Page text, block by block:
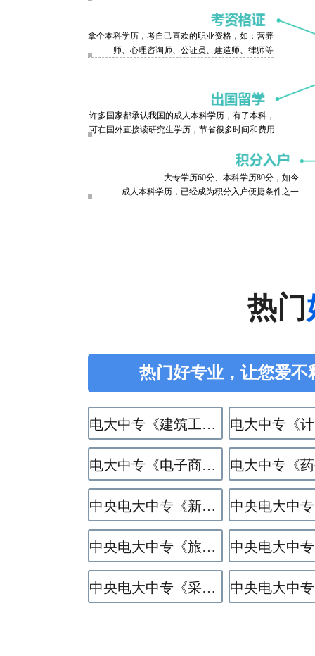
拿个本科学历，考自己喜欢的职业资格，如：营养
师、心理咨询师、公证员、建造师、律师等
许多国家都承认我国的成人本科学历，有了本科，
可在国外直接读研究生学历，节省很多时间和费用
大专学历60分、本科学历80分，如今
成人本科学历，已经成为积分入户便捷条件之一
热门
热门好专业，让您爱
电大中专《建筑工程施工》专业
电大中专《电子商务》专业
中央电大中专《新能源汽车运用与维修》专业
中央电大中专《旅游服务与管理》专业
中央电大中专《采矿技术》专业